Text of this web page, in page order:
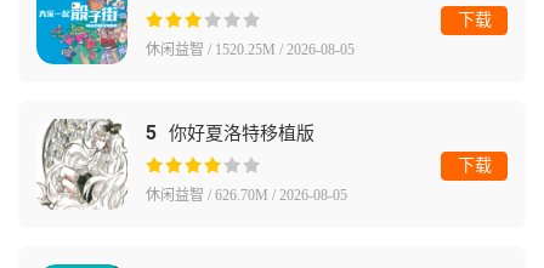
休闲益智 / 1520.25M / 2026-08-05
下载
5 你好夏洛特移植版
休闲益智 / 626.70M / 2026-08-05
下载